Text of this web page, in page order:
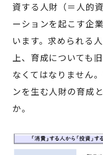
資する人財（＝人的
ーションを起こす企
います。求められる
上、育成についても
なくてはなりません
ンを生む人財の育成
か。